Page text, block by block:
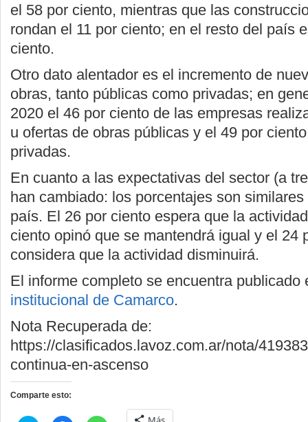
el 58 por ciento, mientras que las
rondan el 11 por ciento; en el resto del país
ciento.
Otro dato alentador es el incremento de
obras, tanto públicas como privadas; en
2020 el 46 por ciento de las empresas
u ofertas de obras públicas y el 49 por
privadas.
En cuanto a las expectativas del sector (a
han cambiado: los porcentajes son
país. El 26 por ciento espera que la
ciento opinó que se mantendrá igual y el 24
considera que la actividad disminuirá.
El informe completo se encuentra publicado
institucional de Camarco.
Nota Recuperada de:
https://clasificados.lavoz.com.ar/nota/
continua-en-ascenso
Comparte esto: